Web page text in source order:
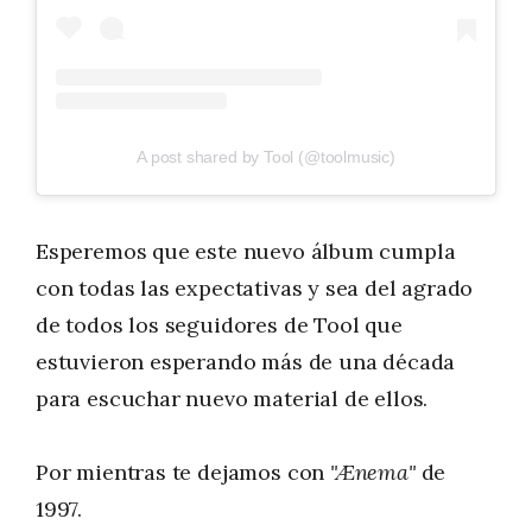
A post shared by Tool (@toolmusic)
Esperemos que este nuevo álbum cumpla
con todas las expectativas y sea del agrado
de todos los seguidores de Tool que
estuvieron esperando más de una década
para escuchar nuevo material de ellos.
Por mientras te dejamos con "Ænema" de
1997.